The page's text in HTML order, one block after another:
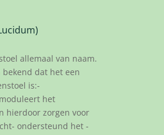
allemaal van naam.
bekend dat het een
is:-
het
hierdoor zorgen voor
ondersteund het -